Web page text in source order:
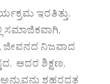
ಇರತಿತ್ತು.
ಸಮಾಜಿಕವಾಗಿ,
ಜೀವನದ ನಿಜವಾದ
ಆದರ ಶಿಕ್ಷಣ,